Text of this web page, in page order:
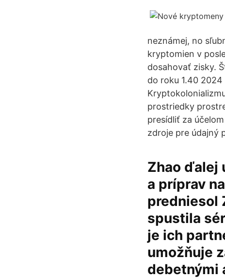
neznámej, no
kryptomien v
dosahovať zisky.
do roku 1.40
prostriedky
presídliť za
zdroje pre údajný
Zhao ďalej
a príprav
predniesol
spustila
je ich
umožňuje
debetnými